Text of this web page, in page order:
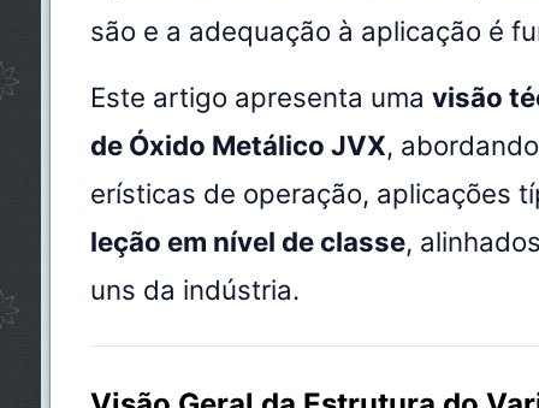
são e a adequação à aplicação é
Este artigo apresenta uma visão
de Óxido Metálico JVX,
erísticas de operação, aplicações
leção em nível de classe,
uns da indústria.